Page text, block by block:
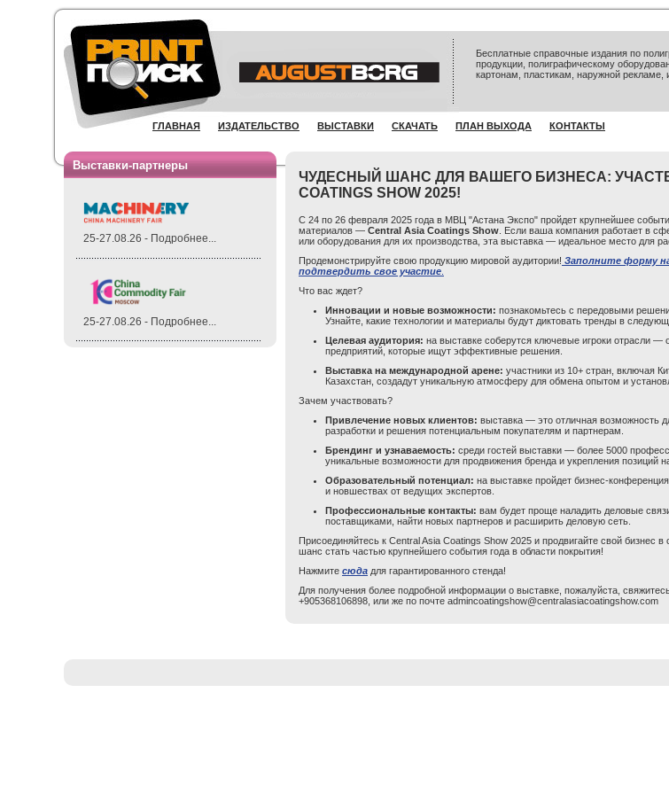
Бесплатные справочные издания по
продукции, полиграфическому
картонам, пластикам, наружной рекламе,
ГЛАВНАЯ ИЗДАТЕЛЬСТВО ВЫСТАВКИ СКАЧАТЬ ПЛАН ВЫХОДА КОНТАКТЫ
Выставки-партнеры
25-27.08.26 - Подробнее...
25-27.08.26 - Подробнее...
ЧУДЕСНЫЙ ШАНС ДЛЯ ВАШЕГО БИЗНЕСА:
COATINGS SHOW 2025!
С 24 по 26 февраля 2025 года в МВЦ "Астана Экспо" пройдет крупнейшее
материалов — Central Asia Coatings Show . Если ваша компания работает в
или оборудования для их производства, эта выставка — идеальное место для
Продемонстрируйте свою продукцию мировой аудитории! Заполните форму
подтвердить свое участие
Что вас ждет?
Инновации и новые возможности: познакомьтесь с передовыми
Узнайте, какие технологии и материалы будут диктовать тренды в
Целевая аудитория: на выставке соберутся ключевые игроки отрасли —
предприятий, которые ищут эффективные решения.
Выставка на международной арене: участники из 10+ стран, включая
Казахстан, создадут уникальную атмосферу для обмена опытом и
Зачем участвовать?
Привлечение новых клиентов: выставка — это отличная возможность
разработки и решения потенциальным покупателям и партнерам.
Брендинг и узнаваемость: среди гостей выставки — более 5000
уникальные возможности для продвижения бренда и укрепления позиций
Образовательный потенциал: на выставке пройдет бизнес-
и новшествах от ведущих экспертов.
Профессиональные контакты: вам будет проще наладить деловые
поставщиками, найти новых партнеров и расширить деловую сеть.
Присоединяйтесь к Central Asia Coatings Show 2025 и продвигайте свой бизнес
шанс стать частью крупнейшего события года в области покрытия!
Нажмите сюда для гарантированного стенда!
Для получения более подробной информации о выставке, пожалуйста,
+905368106898, или же по почте admincoatingshow@centralasiacoatingshow.com